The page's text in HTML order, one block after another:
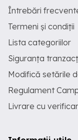
Întrebări
Termeni și condiții
Lista categoriilor
Siguranța
Modifică setările
Regulament
Livrare cu